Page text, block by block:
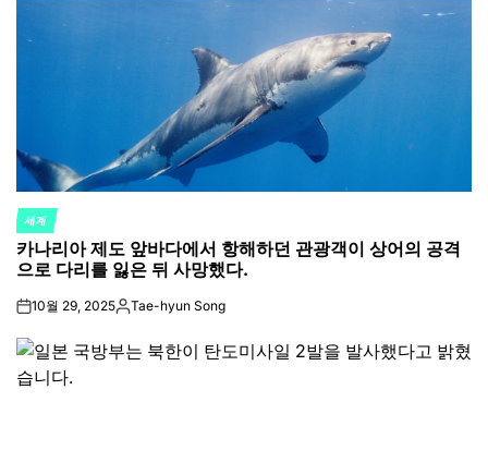
POSTED
IN
세계
카나리아 제도 앞바다에서 항해하던 관광객이 상어의 공격
으로 다리를 잃은 뒤 사망했다.
on10월 29, 2025Posted
Tae-hyun Song